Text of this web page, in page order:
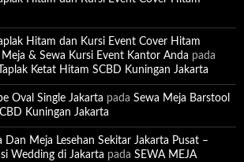
Hitam dan Kursi Event Cover Hitam
& Sewa Kursi Event Kantor Anda pada
Ketat Hitam SCBD Kuningan Jakarta
Oval Single Jakarta pada Sewa Meja Barstool
Kuningan Jakarta
Dan Meja Lesehan Sekitar Jakarta Pusat –
Wedding di Jakarta pada SEWA MEJA